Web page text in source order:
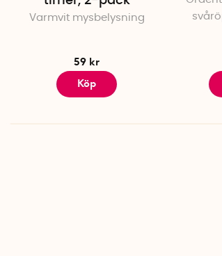
Varmvit mysbelysning
59 kr
Köp